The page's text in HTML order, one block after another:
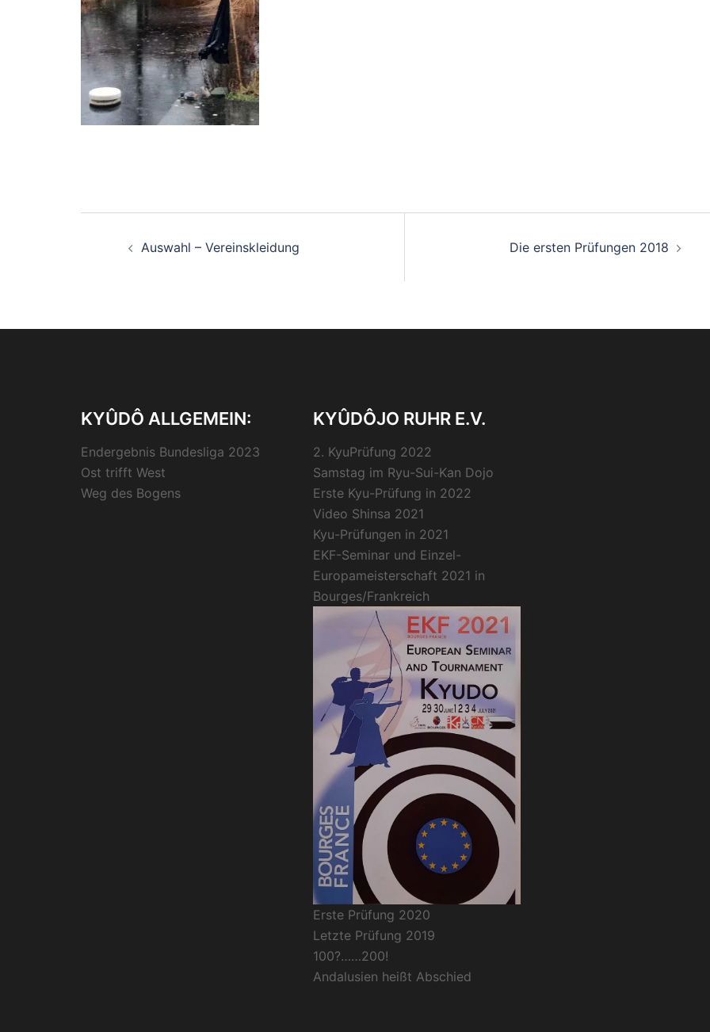
Auswahl – Vereinskleidung Die ersten Prüfungen 2018
KYÛDÔ ALLGEMEIN:
Endergebnis Bundesliga 2023
Ost trifft West
Weg des Bogens
KYÛDÔJO RUHR E.V.
2. KyuPrüfung 2022
Samstag im Ryu-Sui-Kan Dojo
Erste Kyu-Prüfung in 2022
Video Shinsa 2021
Kyu-Prüfungen in 2021
EKF-Seminar und Einzel-
Europameisterschaft 2021 in
Bourges/Frankreich
Erste Prüfung 2020
Letzte Prüfung 2019
100?……200!
Andalusien heißt Abschied